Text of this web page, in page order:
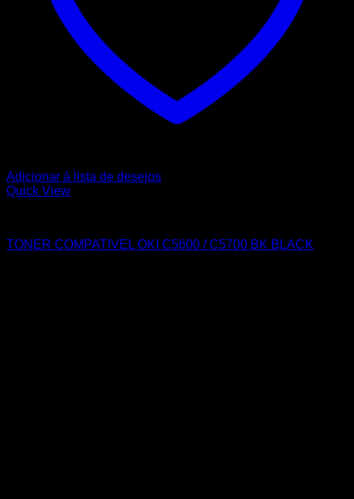
Adicionar á lista de desejos
Quick View
TONER COMPATIVEL OKI C5600 / C5700 BK BLACK